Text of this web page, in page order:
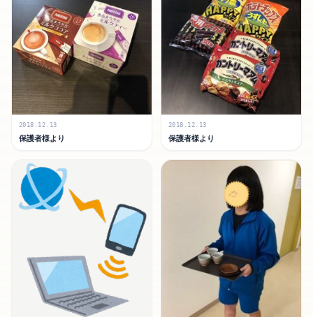
2018.12.13
保護者様より
2018.12.13
保護者様より